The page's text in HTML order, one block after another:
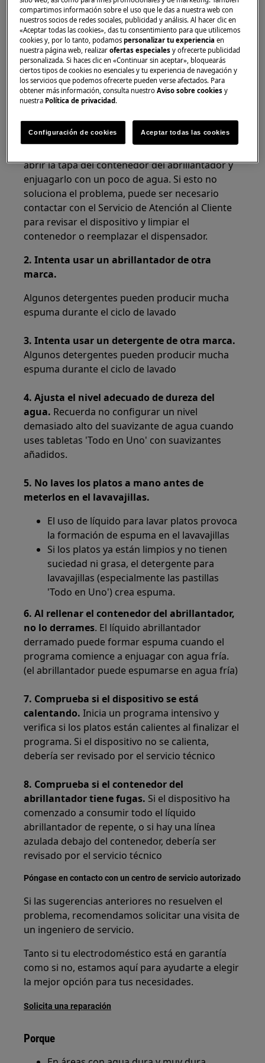
Elimina manualmente la espuma formada y
ejecuta un programa corto de lavado sin
detergente y sin vajilla.
Las siguientes recomendaciones evitarán la
formación de espuma en el futuro:
1. Comprueba que no se haya añadido
compartimento del abrillantador
abrir la tapa del contenedor del abrillantador y
enjuagarlo con un poco de agua. Si esto no
soluciona el problema, puede ser necesario
contactar con el Servicio de Atención al Cliente
para revisar el dispositivo y limpiar el
contenedor o reemplazar el dispensador.
2. Intenta usar un abrillantador de otra
marca.
Algunos detergentes pueden producir mucha
espuma durante el ciclo de lavado
3. Intenta usar un detergente de otra marca.
Algunos detergentes pueden producir mucha
espuma durante el ciclo de lavado
4. Ajusta el nivel adecuado de dureza del
agua. Recuerda no configurar un nivel
demasiado alto del suavizante de agua cuando
uses tabletas 'Todo en Uno' con suavizantes
añadidos.
5. No laves los platos a mano antes de
meterlos en el lavavajillas.
El uso de líquido para lavar platos provoca
la formación de espuma en el lavavajillas
Si los platos ya están limpios y no tienen
suciedad ni grasa, el detergente para
lavavajillas (especialmente las pastillas
'Todo en Uno') crea espuma.
6. Al rellenar el contenedor del abrillantador,
no lo derrames. El líquido abrillantador
derramado puede formar espuma cuando el
programa comience a enjuagar con agua fría.
(el abrillantador puede espumarse en agua fría)
7. Comprueba si el dispositivo se está
calentando. Inicia un programa intensivo y
verifica si los platos están calientes al finalizar el
programa. Si el dispositivo no se calienta,
debería ser revisado por el servicio técnico
8. Comprueba si el contenedor del
abrillantador tiene fugas. Si el dispositivo ha
comenzado a consumir todo el líquido
abrillantador de repente, o si hay una línea
azulada debajo del contenedor, debería ser
revisado por el servicio técnico
Póngase en contacto con un centro de servicio autorizado
Si las sugerencias anteriores no resuelven el
problema, recomendamos solicitar una visita de
un ingeniero de servicio.
Tanto si tu electrodoméstico está en garantía
como si no, estamos aquí para ayudarte a elegir
la mejor opción para tus necesidades.
Solicita una reparación
Porque
compartimos información sobre el uso que le das a nuestra web con
nuestros socios de redes sociales, publicidad y análisis. Al hacer clic en
«Aceptar todas las cookies», das tu consentimiento para que utilicemos
cookies y, por lo tanto, podamospersonalizar tu experienciaen
nuestra página web, realizarofertas especiales y ofrecerte publicidad
personalizada. Si haces clic en «Continuar sin aceptar», bloquearás
ciertos tipos de cookies no esenciales y tu experiencia de navegación y
los servicios que podemos ofrecerte pueden verse afectados. Para
obtener más información, consulta nuestroAviso sobre cookies y
nuestra Política de privacidad .
Configuración de cookies Aceptar todas las cookies